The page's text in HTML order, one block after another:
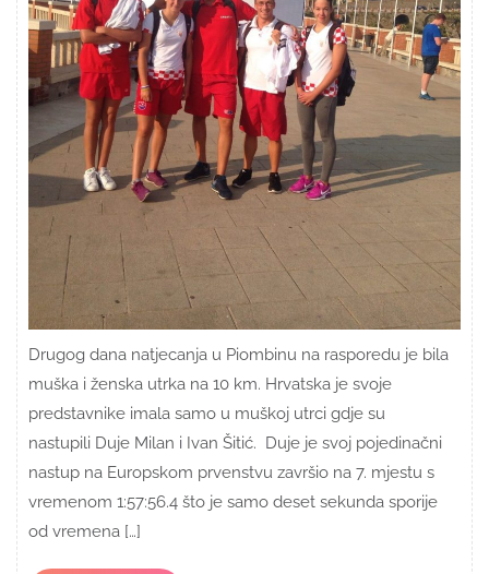
Drugog dana natjecanja u Piombinu na rasporedu je bila
muška i ženska utrka na 10 km. Hrvatska je svoje
predstavnike imala samo u muškoj utrci gdje su
nastupili Duje Milan i Ivan Šitić. Duje je svoj pojedinačni
nastup na Europskom prvenstvu završio na 7. mjestu s
vremenom 1:57:56.4 što je samo deset sekunda sporije
od vremena […]